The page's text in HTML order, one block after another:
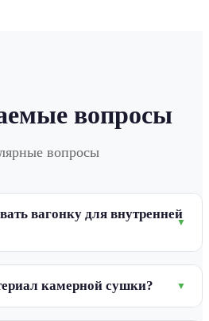
вопросы
вопросы
вагонку для внутренней
камерной сушки?